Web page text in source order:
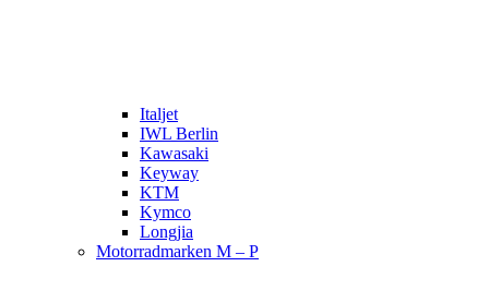
Italjet
IWL Berlin
Kawasaki
Keyway
KTM
Kymco
Longjia
Motorradmarken M – P